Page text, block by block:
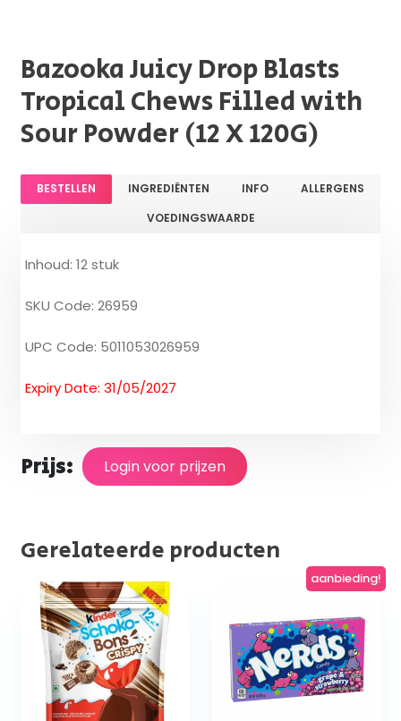
Bazooka Juicy Drop Blasts
Tropical Chews Filled with
Sour Powder (12 X 120G)
BESTELLEN INGREDIËNTEN INFO
ALLERGENS
VOEDINGSWAARDE
Inhoud: 12 stuk
SKU Code: 26959
UPC Code: 5011053026959
Expiry Date: 31/05/2027
Prijs: Login voor prijzen
Gerelateerde producten
aanbieding!